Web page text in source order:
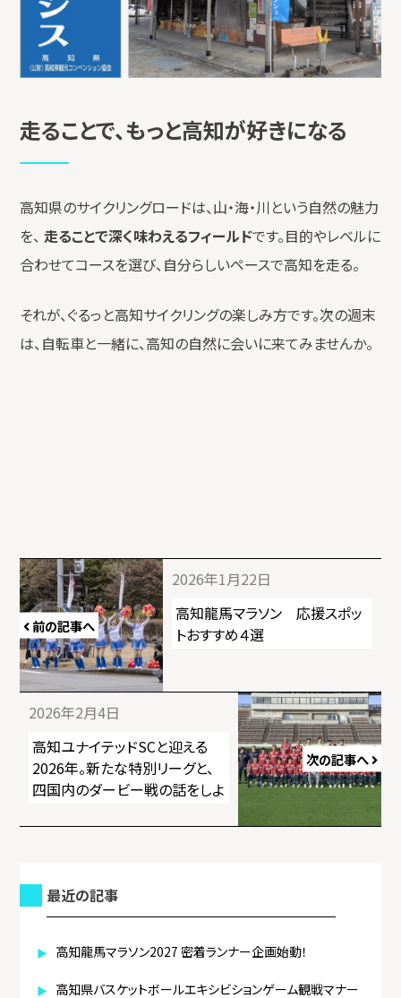
走ることで、もっと高知が好きになる
高知県のサイクリングロードは、山・海・川という自然の魅力
を、 走ることで深く味わえるフィールドです。目的やレベルに
合わせてコースを選び、自分らしいペースで高知を走る。
それが、ぐるっと高知サイクリングの楽しみ方です。次の週末
は、自転車と一緒に、高知の自然に会いに来てみませんか。
投
稿
ナ
ビ
ゲ
ー
シ
ョ
ン
前の記事へ
2026年1月22日
高知龍馬マラソン 応援スポッ
トおすすめ４選
次の記事へ
2026年2月4日
高知ユナイテッドSCと迎える
2026年。新たな特別リーグと、
四国内のダービー戦の話をしよ
最近の記事
高知龍馬マラソン2027 密着ランナー企画始動！
高知県バスケットボールエキシビションゲーム観戦マナー